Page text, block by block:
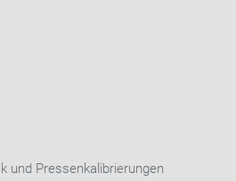
und Pressenkalibrierungen